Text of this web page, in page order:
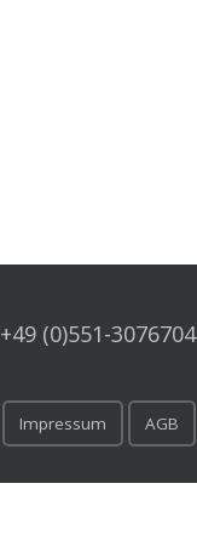
+49 (0)551-3076704
Impressum AGB